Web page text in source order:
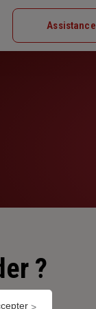
Assistance
?